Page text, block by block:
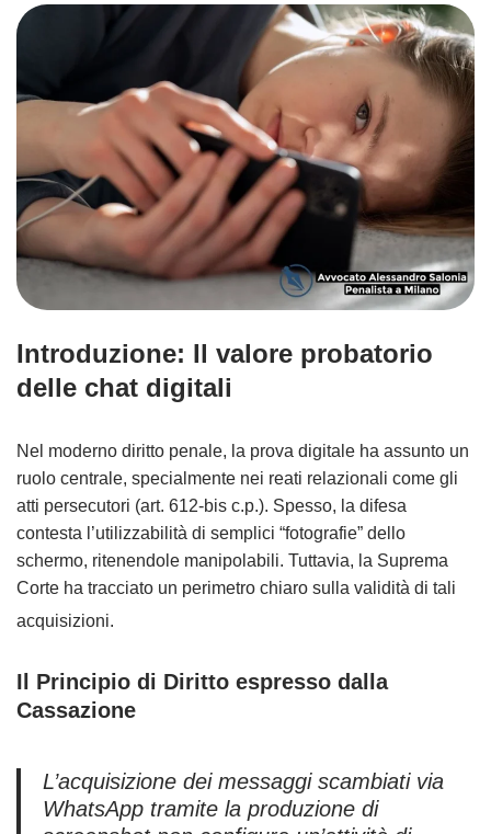
Introduzione: Il valore probatorio
delle chat digitali
Nel moderno diritto penale, la prova digitale ha assunto un
ruolo centrale, specialmente nei reati relazionali come gli
atti persecutori (art. 612-bis c.p.). Spesso, la difesa
contesta l’utilizzabilità di semplici “fotografie” dello
schermo, ritenendole manipolabili. Tuttavia, la Suprema
Corte ha tracciato un perimetro chiaro sulla validità di tali
acquisizioni.
Il Principio di Diritto espresso dalla
Cassazione
L’acquisizione dei messaggi scambiati via
WhatsApp tramite la produzione di